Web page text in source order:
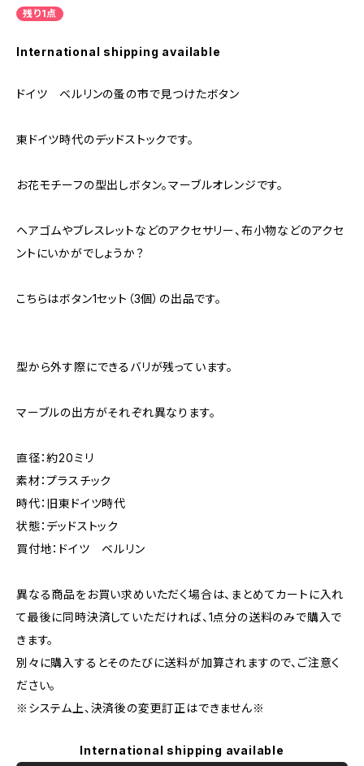
残り1点
International shipping available
ドイツ ベルリンの蚤の市で見つけたボタン
東ドイツ時代のデッドストックです。
お花モチーフの型出しボタン。マーブルオレンジです。
ヘアゴムやブレスレットなどのアクセサリー、布小物などのアクセ
ントにいかがでしょうか？
こちらはボタン1セット（3個）の出品です。
型から外す際にできるバリが残っています。
マーブルの出方がそれぞれ異なります。
直径：約20ミリ
素材：プラスチック
時代：旧東ドイツ時代
状態：デッドストック
買付地：ドイツ ベルリン
異なる商品をお買い求めいただく場合は、まとめてカートに入れ
て最後に同時決済していただければ、1点分の送料のみで購入で
きます。
別々に購入するとそのたびに送料が加算されますので、ご注意く
ださい。
※システム上、決済後の変更訂正はできません※
International shipping available